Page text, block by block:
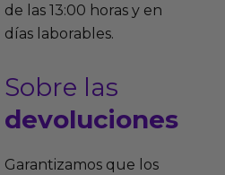
de las 13:00 horas y en
días laborables.
Sobre las
devoluciones
Garantizamos que los